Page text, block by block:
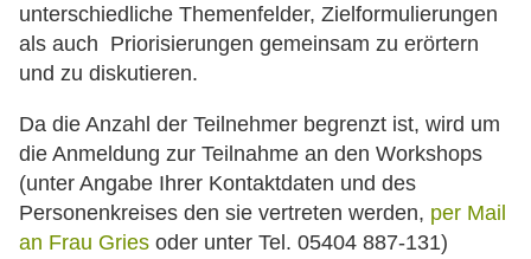
unterschiedliche Themenfelder, Zielformulierungen
als auch Priorisierungen gemeinsam zu erörtern
und zu diskutieren.
Da die Anzahl der Teilnehmer begrenzt ist, wird um
die Anmeldung zur Teilnahme an den Workshops
(unter Angabe Ihrer Kontaktdaten und des
Personenkreises den sie vertreten werden, per Mail
an Frau Gries oder unter Tel. 05404 887-131)